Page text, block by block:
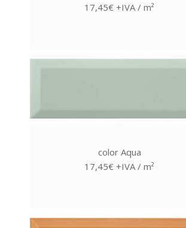
17,45€ +IVA / m²
color Aqua
17,45€ +IVA / m²